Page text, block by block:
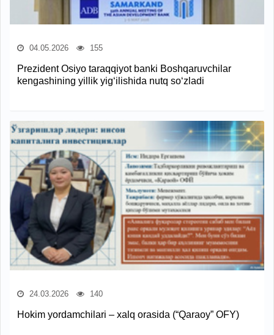
04.05.2026 155
Prezident Osiyo taraqqiyot banki Boshqaruvchilar
kengashining yillik yig‘ilishida nutq so‘zladi
24.03.2026 140
Hokim yordamchilari – xalq orasida (“Qaraoy” OFY)